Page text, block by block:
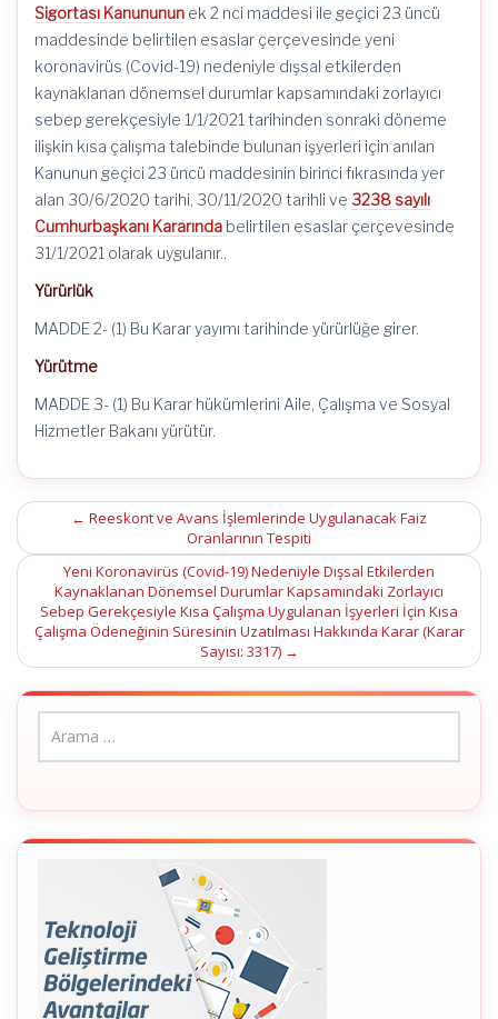
Sigortası Kanununun ek 2 nci maddesi ile geçici 23 üncü
maddesinde belirtilen esaslar çerçevesinde yeni
koronavirüs (Covid-19) nedeniyle dışsal etkilerden
kaynaklanan dönemsel durumlar kapsamındaki zorlayıcı
sebep gerekçesiyle 1/1/2021 tarihinden sonraki döneme
ilişkin kısa çalışma talebinde bulunan işyerleri için anılan
Kanunun geçici 23 üncü maddesinin birinci fıkrasında yer
alan 30/6/2020 tarihi, 30/11/2020 tarihli ve 3238 sayılı
Cumhurbaşkanı Kararında belirtilen esaslar çerçevesinde
31/1/2021 olarak uygulanır..
Yürürlük
MADDE 2- (1) Bu Karar yayımı tarihinde yürürlüğe girer.
Yürütme
MADDE 3- (1) Bu Karar hükümlerini Aile, Çalışma ve Sosyal
Hizmetler Bakanı yürütür.
Post
navigation
← Reeskont ve Avans İşlemlerinde Uygulanacak Faiz
Oranlarının Tespiti
Yeni Koronavirüs (Covid-19) Nedeniyle Dışsal Etkilerden
Kaynaklanan Dönemsel Durumlar Kapsamındaki Zorlayıcı
Sebep Gerekçesiyle Kısa Çalışma Uygulanan İşyerleri İçin Kısa
Çalışma Ödeneğinin Süresinin Uzatılması Hakkında Karar (Karar
Sayısı: 3317) →